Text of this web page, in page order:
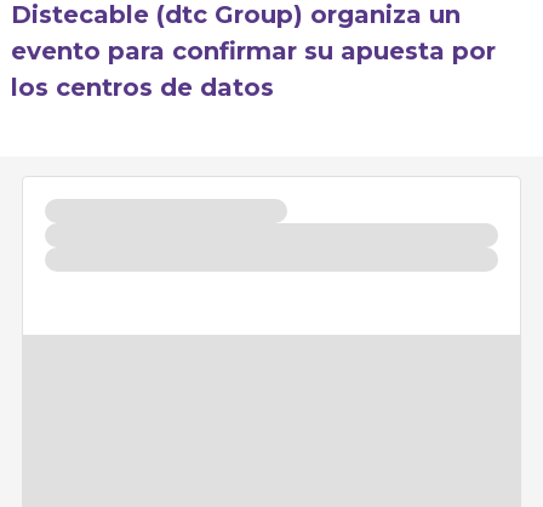
Distecable (dtc Group) organiza un
evento para confirmar su apuesta por
los centros de datos